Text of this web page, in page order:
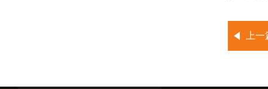
上